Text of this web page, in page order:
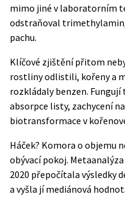
mimo jiné v laboratorním
odstraňoval
pachu.
Klíčové zjištění přitom
rostliny odlistili, kořeny a
rozkládaly benzen.
absorpce listy, zachycení
biotransformace v
Háček? Komora o objemu
obývací pokoj.
2020 přepočítala výsledky
a vyšla jí mediánová